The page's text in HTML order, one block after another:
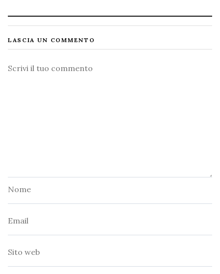
LASCIA UN COMMENTO
Commento